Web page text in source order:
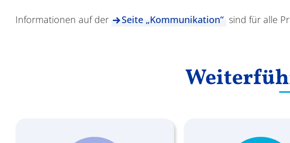
Informationen auf der Seite „Kommunikation“ sind für alle